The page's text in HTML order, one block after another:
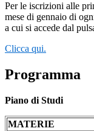
Per le iscrizioni alle
mese di gennaio di
a cui si accede dal
Clicca qui.
Programma
Piano di Studi
MATERIE